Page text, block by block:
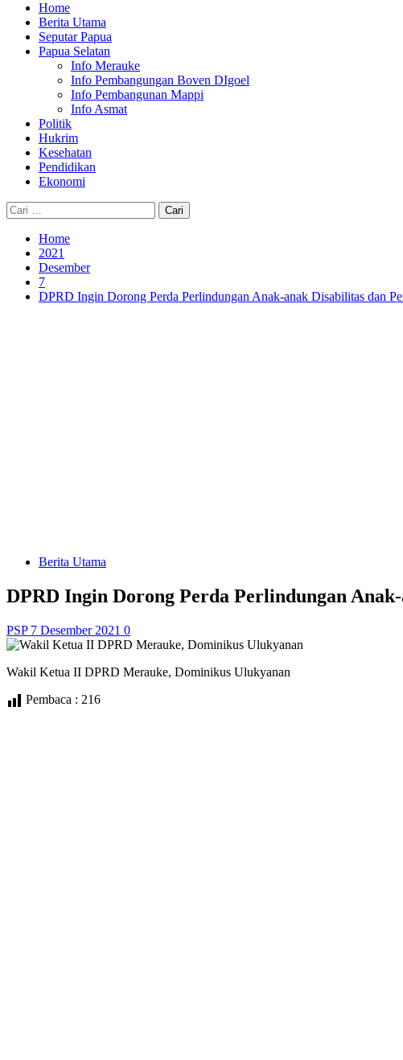
Home
Berita Utama
Seputar Papua
Papua Selatan
Info Merauke
Info Pembangungan Boven DIgoel
Info Pembangunan Mappi
Info Asmat
Politik
Hukrim
Kesehatan
Pendidikan
Ekonomi
Cari
untuk:
Home
2021
Desember
7
DPRD Ingin Dorong Perda Perlindungan Anak-anak Disabilitas dan
Berita Utama
DPRD Ingin Dorong Perda Perlindungan
PSP 7 Desember 2021 0
Wakil Ketua II DPRD Merauke, Dominikus Ulukyanan
Pembaca : 216